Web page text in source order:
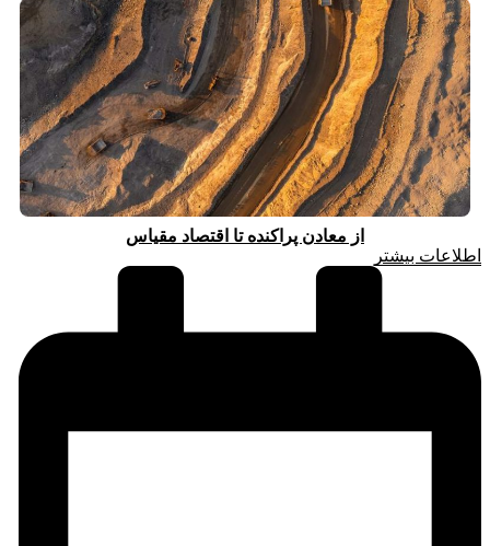
از معادن پراکنده تا اقتصاد مقیاس
اطلاعات بیشتر